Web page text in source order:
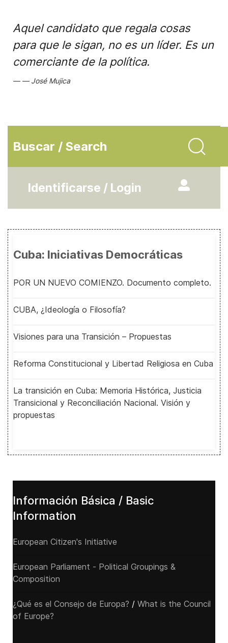
Aquel candidato que regala cosas
para que le sigan, no es un líder. Es un
comerciante de la política.
José Mujica
Buscar / Search
Identificarse / Login
Cuba: Iniciativas Democráticas
POR UN NUEVO COMIENZO. Documento completo.
CUBA, ¿Ideología o Filosofía?
Visiones para una Transición – Propuestas
Reforma Constitucional y Libertad Religiosa en Cuba
La transición en Cuba: Memoria Histórica, Justicia
Transicional y Reconciliación Nacional. Visión y
propuestas
Información Básica / Basic
Information
European Citizen's Initiative
European Parliament - Political Groupings &
Composition
¿Qué es el Consejo de Europa? / What is the Council
of Europe?